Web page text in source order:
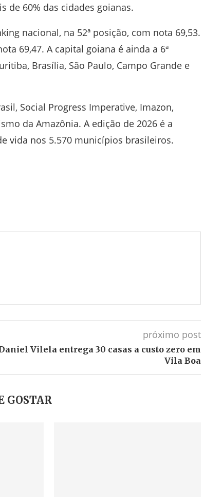
de 60% das cidades goianas.
nacional, na 52ª posição, com nota 69,53.
69,47. A capital goiana é ainda a 6ª
Brasília, São Paulo, Campo Grande e
Social Progress Imperative, Imazon,
da Amazônia. A edição de 2026 é a
vida nos 5.570 municípios brasileiros.
próximo post
Vilela entrega 30 casas a custo zero em
Vila Boa
GOSTAR